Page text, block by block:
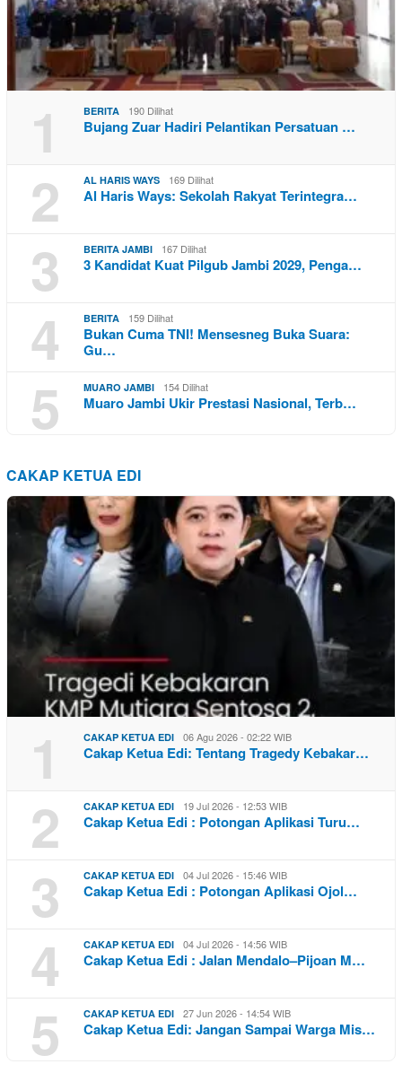
1 BERITA 190 Dilihat
Bujang Zuar Hadiri Pelantikan Persatuan …
2 AL HARIS WAYS 169 Dilihat
Al Haris Ways: Sekolah Rakyat Terintegra…
3 BERITA JAMBI 167 Dilihat
3 Kandidat Kuat Pilgub Jambi 2029, Penga…
4 BERITA 159 Dilihat
Bukan Cuma TNI! Mensesneg Buka Suara:
Gu…
5 MUARO JAMBI 154 Dilihat
Muaro Jambi Ukir Prestasi Nasional, Terb…
CAKAP KETUA EDI
1 CAKAP KETUA EDI 06 Agu 2026 - 02:22 WIB
Cakap Ketua Edi: Tentang Tragedy Kebakar…
2 CAKAP KETUA EDI 19 Jul 2026 - 12:53 WIB
Cakap Ketua Edi : Potongan Aplikasi Turu…
3 CAKAP KETUA EDI 04 Jul 2026 - 15:46 WIB
Cakap Ketua Edi : Potongan Aplikasi Ojol…
4 CAKAP KETUA EDI 04 Jul 2026 - 14:56 WIB
Cakap Ketua Edi : Jalan Mendalo–Pijoan M…
5 CAKAP KETUA EDI 27 Jun 2026 - 14:54 WIB
Cakap Ketua Edi: Jangan Sampai Warga Mis…